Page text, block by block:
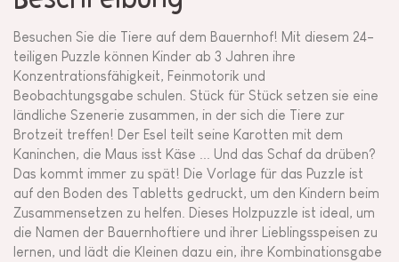
Besuchen Sie die Tiere auf dem Bauernhof! Mit diesem 24-
teiligen Puzzle können Kinder ab 3 Jahren ihre
Konzentrationsfähigkeit, Feinmotorik und
Beobachtungsgabe schulen. Stück für Stück setzen sie eine
ländliche Szenerie zusammen, in der sich die Tiere zur
Brotzeit treffen! Der Esel teilt seine Karotten mit dem
Kaninchen, die Maus isst Käse ... Und das Schaf da drüben?
Das kommt immer zu spät! Die Vorlage für das Puzzle ist
auf den Boden des Tabletts gedruckt, um den Kindern beim
Zusammensetzen zu helfen. Dieses Holzpuzzle ist ideal, um
die Namen der Bauernhoftiere und ihrer Lieblingsspeisen zu
lernen, und lädt die Kleinen dazu ein, ihre Kombinationsgabe